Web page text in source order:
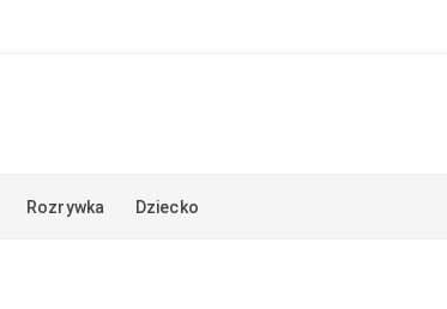
Rozrywka Dziecko